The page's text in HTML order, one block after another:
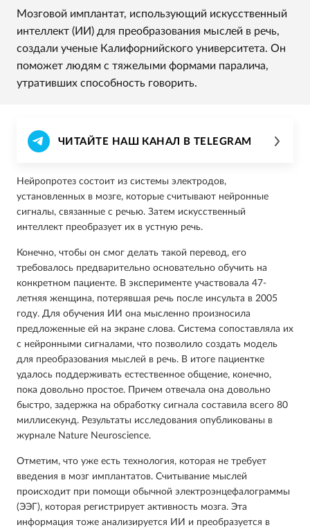
Мозговой имплантат, использующий искусственный
интеллект (ИИ) для преобразования мыслей в речь,
создали ученые Калифорнийского университета. Он
поможет людям с тяжелыми формами паралича,
утративших способность говорить.
ЧИТАЙТЕ НАШ КАНАЛ В TELEGRAM
Нейропротез состоит из системы электродов,
установленных в мозге, которые считывают нейронные
сигналы, связанные с речью. Затем искусственный
интеллект преобразует их в устную речь.
Конечно, чтобы он смог делать такой перевод, его
требовалось предварительно основательно обучить на
конкретном пациенте. В эксперименте участвовала 47-
летняя женщина, потерявшая речь после инсульта в 2005
году. Для обучения ИИ она мысленно произносила
предложенные ей на экране слова. Система сопоставляла их
с нейронными сигналами, что позволило создать модель
для преобразования мыслей в речь. В итоге пациентке
удалось поддерживать естественное общение, конечно,
пока довольно простое. Причем отвечала она довольно
быстро, задержка на обработку сигнала составила всего 80
миллисекунд. Результаты исследования опубликованы в
журнале Nature Neuroscience.
Отметим, что уже есть технология, которая не требует
введения в мозг имплантатов. Считывание мыслей
происходит при помощи обычной электроэнцефалограммы
(ЭЭГ), которая регистрирует активность мозга. Эта
информация тоже анализируется ИИ и преобразуется в